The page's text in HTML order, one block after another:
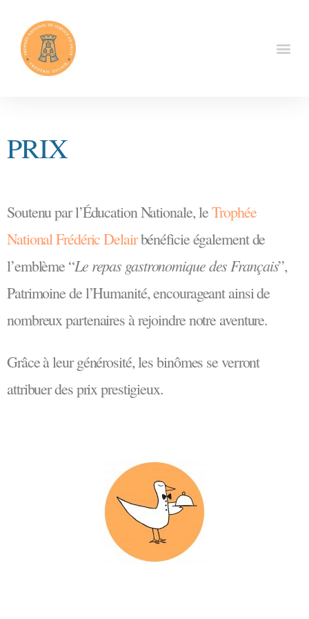
PRIX
Soutenu par l’Éducation Nationale, leTrophée
National Frédéric Delairbénéficie également de
l’emblème “Le repas gastronomique des Français”,
Patrimoine de l’Humanité, encourageant ainsi de
nombreux partenaires à rejoindre notre aventure.
Grâce à leur générosité, les binômes se verront
attribuer des prix prestigieux.